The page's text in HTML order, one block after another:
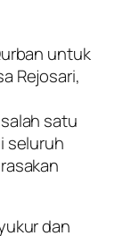
untuk
Rejosari,
satu
seluruh
dan